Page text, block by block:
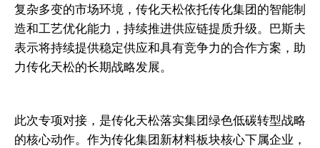
复杂多变的市场环境，传化天松依托传化集团的智能制
造和工艺优化能力，持续推进供应链提质升级。巴斯夫
表示将持续提供稳定供应和具有竞争力的合作方案，助
力传化天松的长期战略发展。
此次专项对接，是传化天松落实集团绿色低碳转型战略
的核心动作。作为传化集团新材料板块核心下属企业，